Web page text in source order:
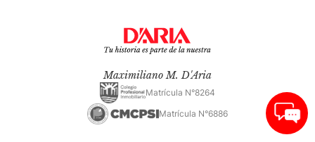
Maximiliano M. D'Aria
Matrícula N°8264
Matrícula N°6886